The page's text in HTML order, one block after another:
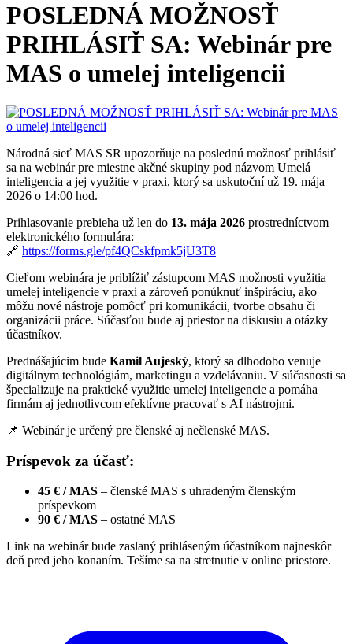
POSLEDNÁ MOŽNOSŤ
PRIHLÁSIŤ SA: Webinár pre
MAS o umelej inteligencii
Národná sieť MAS SR upozorňuje na poslednú možnosť prihlásiť
sa na webinár pre miestne akčné skupiny pod názvom Umelá
inteligencia a jej využitie v praxi, ktorý sa uskutoční už 19. mája
2026 o 14:00 hod.
Prihlasovanie prebieha už len do 13. mája 2026 prostredníctvom
elektronického formulára:
🔗 https://forms.gle/pf4QCskfpmk5jU3T8
Cieľom webinára je priblížiť zástupcom MAS možnosti využitia
umelej inteligencie v praxi a zároveň ponúknuť inšpiráciu, ako
môžu nové nástroje pomôcť pri komunikácii, tvorbe obsahu či
organizácii práce. Súčasťou bude aj priestor na diskusiu a otázky
účastníkov.
Prednášajúcim bude Kamil Aujeský, ktorý sa dlhodobo venuje
digitálnym technológiám, marketingu a vzdelávaniu. V súčasnosti sa
špecializuje na praktické využitie umelej inteligencie a pomáha
firmám aj jednotlivcom efektívne pracovať s AI nástrojmi.
📌 Webinár je určený pre členské aj nečlenské MAS.
Príspevok za účasť:
45 € / MAS – členské MAS s uhradeným členským
príspevkom
90 € / MAS – ostatné MAS
Link na webinár bude zaslaný prihláseným účastníkom najneskôr
deň pred jeho konaním. Tešíme sa na stretnutie v online priestore.